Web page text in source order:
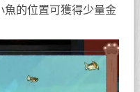
魚的位置可獲得少量金